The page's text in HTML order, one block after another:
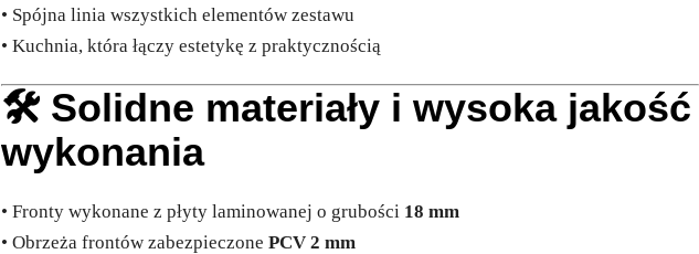
• Spójna linia wszystkich elementów zestawu
• Kuchnia, która łączy estetykę z praktycznością
🛠️ Solidne materiały i wysoka jakość
wykonania
• Fronty wykonane z płyty laminowanej o grubości 18 mm
• Obrzeża frontów zabezpieczonePCV 2 mm